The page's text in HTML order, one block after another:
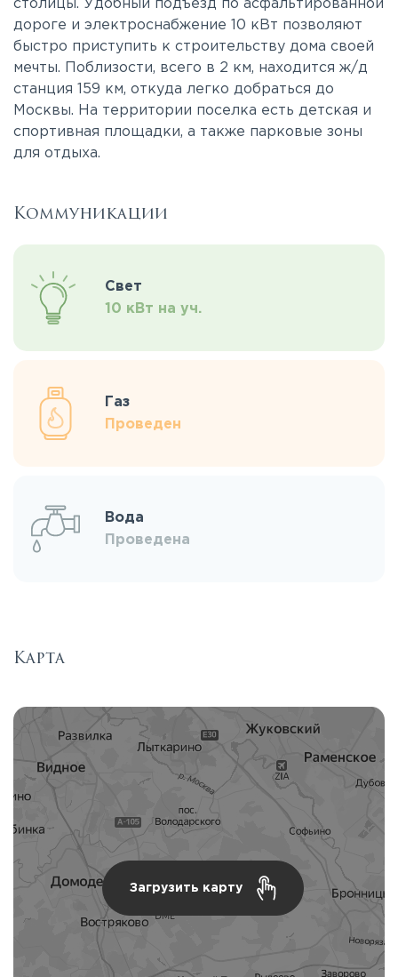
столицы. Удобный подъезд по асфальтированной
дороге и электроснабжение 10 кВт позволяют
быстро приступить к строительству дома своей
мечты. Поблизости, всего в 2 км, находится ж/д
станция 159 км, откуда легко добраться до
Москвы. На территории поселка есть детская и
спортивная площадки, а также парковые зоны
для отдыха.
Коммуникации
Свет
10 кВт на уч.
Газ
Проведен
Вода
Проведена
Карта
Загрузить карту